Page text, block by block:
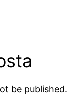
be published.